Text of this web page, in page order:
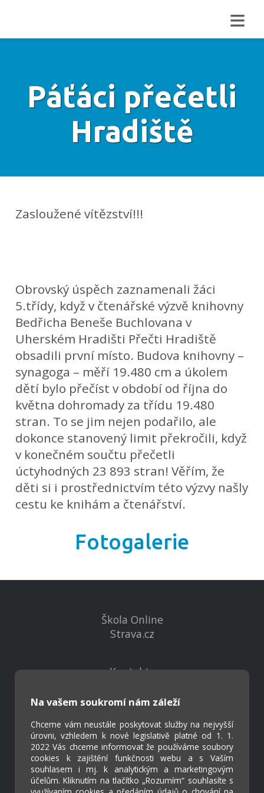
≡
Páťáci přečetli
Hradiště
Zasloužené vítězství!!!
Obrovský úspěch zaznamenali žáci
5.třídy, když v čtenářské výzvě knihovny
Bedřicha Beneše Buchlovana v
Uherském Hradišti Přečti Hradiště
obsadili první místo. Budova knihovny –
synagoga – měří 19.480 cm a úkolem
dětí bylo přečíst v období od října do
května dohromady za třídu 19.480
stran. To se jim nejen podařilo, ale
dokonce stanovený limit překročili, když
v konečném součtu přečetli
úctyhodných 23 893 stran! Věřím, že
děti si i prostřednictvím této výzvy našly
cestu ke knihám a čtenářství.
Fotogalerie
Na vašem soukromí nám záleží
Chceme vám neustále poskytovat služby na nejvyšší
úrovni, vzhledem k nové legislativě platné od 1. 1.
2022 Vás chceme informovat že používáme soubory
cookies k zajištění funkčnosti webu a s Vaším
souhlasem i mj. k analytickým a marketingovým
účelům. Kliknutím na tlačítko „Rozumím“ souhlasíte s
Škola Online
Strava.cz
Kontakty
Virtuální prohlídka
Cookies
Přístupnost
Přihlášení